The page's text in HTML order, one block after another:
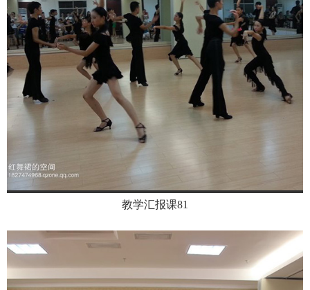
教学汇报课81